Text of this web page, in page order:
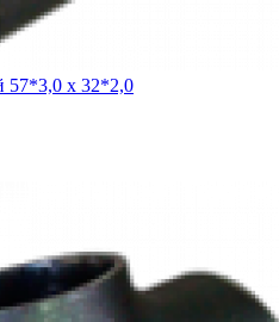
57*3,0 х 32*2,0